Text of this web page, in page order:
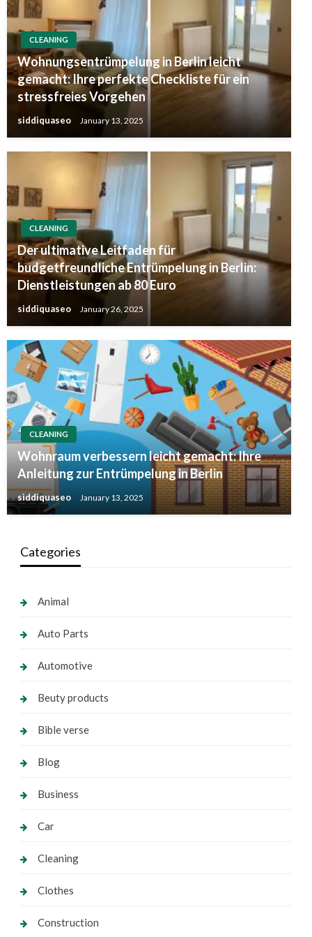
CLEANING
Wohnungsentrümpelung in Berlin leicht
gemacht: Ihre perfekte Checkliste für ein
stressfreies Vorgehen
siddiquaseo January 13, 2025
CLEANING
Der ultimative Leitfaden für
budgetfreundliche Entrümpelung in Berlin:
Dienstleistungen ab 80 Euro
siddiquaseo January 26, 2025
CLEANING
Wohnraum verbessern leicht gemacht: Ihre
Anleitung zur Entrümpelung in Berlin
siddiquaseo January 13, 2025
Categories
Animal
Auto Parts
Automotive
Beuty products
Bible verse
Blog
Business
Car
Cleaning
Clothes
Construction